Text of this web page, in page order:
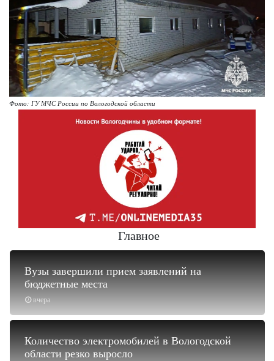
Фото: ГУ МЧС России по Вологодской области
Главное
вчера
Вузы завершили прием заявлений на
бюджетные места
Количество электромобилей в Вологодской
области резко выросло